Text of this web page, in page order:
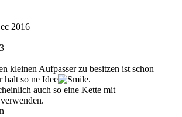
2016
kleinen Aufpasser zu besitzen ist schon
halt so ne Idee
.
auch so eine Kette mit